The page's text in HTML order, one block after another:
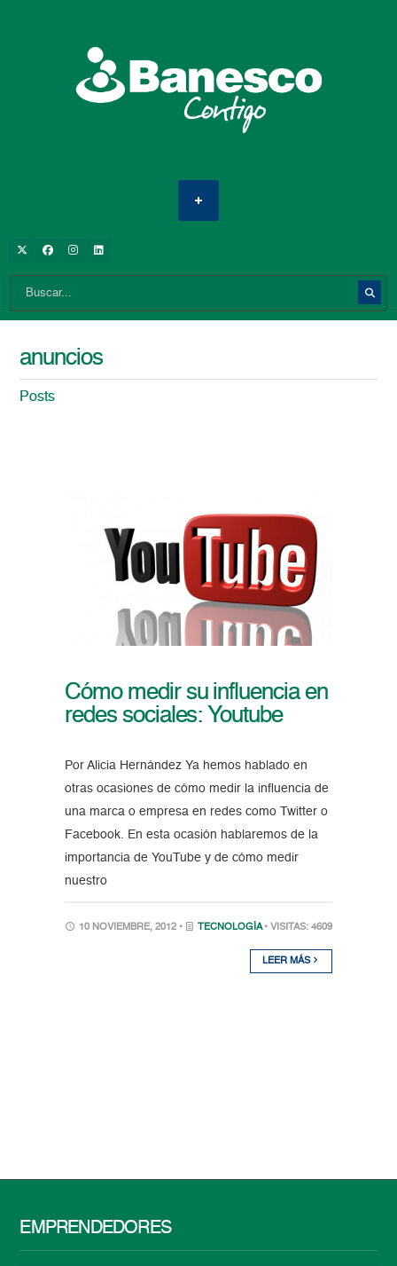
anuncios
Posts
Cómo medir su influencia en
redes sociales: Youtube
Por Alicia Hernández Ya hemos hablado en
otras ocasiones de cómo medir la influencia de
una marca o empresa en redes como Twitter o
Facebook. En esta ocasión hablaremos de la
importancia de YouTube y de cómo medir
nuestro
10 NOVIEMBRE, 2012 • TECNOLOGÍA • VISITAS: 4609
LEER MÁS
EMPRENDEDORES